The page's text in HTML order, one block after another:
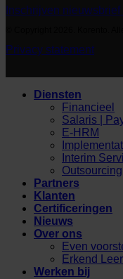
Inschrijven nieuwsbrief
Privacy statement
Diensten
Financieel
Salaris |
E-HRM
Interim
Outsourcing
Partners
Klanten
Certificeringen
Nieuws
Over ons
Even
Erkend
Werken bij